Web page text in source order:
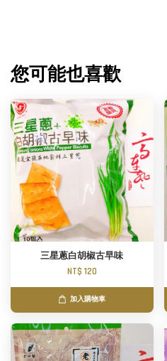
您可能也喜歡
三星蔥白胡椒古早味
NT$ 120
加入購物車